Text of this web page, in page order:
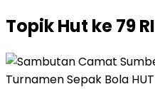
TopikHut ke 79 RI